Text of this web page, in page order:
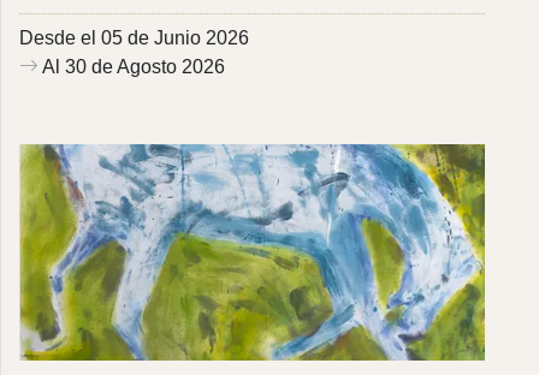
Desde el 05 de Junio 2026
Al 30 de Agosto 2026